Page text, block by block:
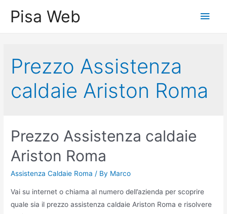
Pisa Web
Main
Prezzo Assistenza
caldaie Ariston Roma
Prezzo Assistenza caldaie
Ariston Roma
Assistenza Caldaie Roma / By Marco
Vai su internet o chiama al numero dell’azienda per scoprire
quale sia il prezzo assistenza caldaie Ariston Roma e risolvere